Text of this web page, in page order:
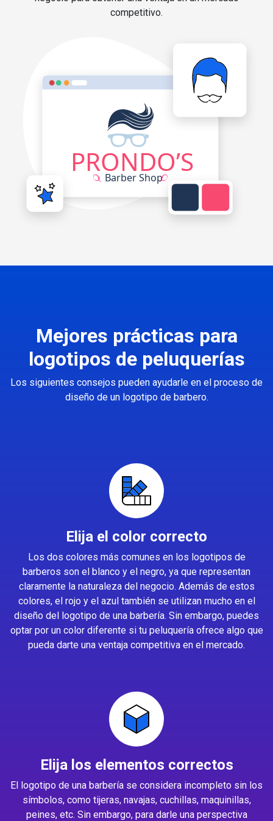
competitivo.
Mejores prácticas para
logotipos de peluquerías
Los siguientes consejos pueden ayudarle en el proceso de
diseño de un logotipo de barbero.
Elija el color correcto
Los dos colores más comunes en los logotipos de
barberos son el blanco y el negro, ya que representan
claramente la naturaleza del negocio. Además de estos
colores, el rojo y el azul también se utilizan mucho en el
diseño del logotipo de una barbería. Sin embargo, puedes
optar por un color diferente si tu peluquería ofrece algo que
pueda darte una ventaja competitiva en el mercado.
Elija los elementos correctos
El logotipo de una barbería se considera incompleto sin los
símbolos, como tijeras, navajas, cuchillas, maquinillas,
peines, etc. Sin embargo, para darle una perspectiva